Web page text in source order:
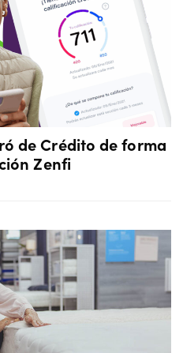
de Crédito de forma
Zenfi